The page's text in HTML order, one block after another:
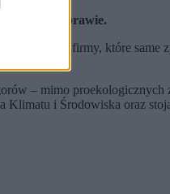
polityków.
w tej sprawie.
przez firmy, które same
– mimo proekologicznych
Klimatu i Środowiska oraz